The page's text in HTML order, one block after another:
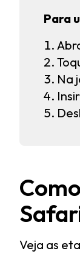
Para
Na
Veja as